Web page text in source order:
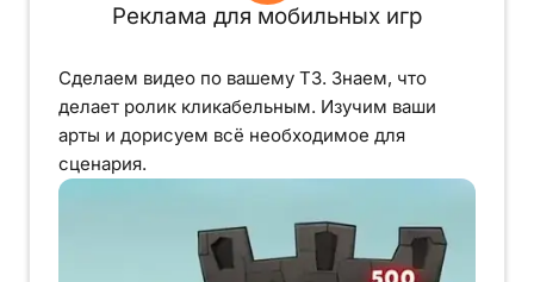
Реклама для мобильных игр
Сделаем видео по вашему ТЗ. Знаем, что
делает ролик кликабельным. Изучим ваши
арты и дорисуем всё необходимое для
сценария.